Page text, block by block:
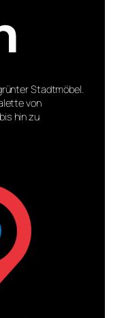
Stadtmöbel.
von
hin zu